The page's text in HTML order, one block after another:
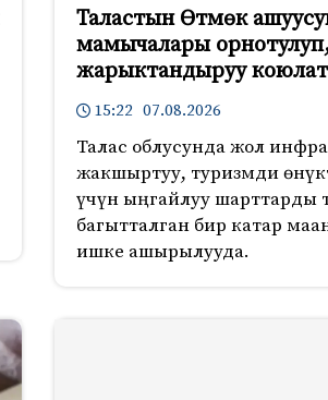
Таластын Өтмөк
мамычалары
жарыктандыруу коюлат
15:22 07.08.2026
Талас облусунда жол
жакшыртуу, туризмди
үчүн ыңгайлуу шарттарды
багытталган бир катар
ишке ашырылууда.